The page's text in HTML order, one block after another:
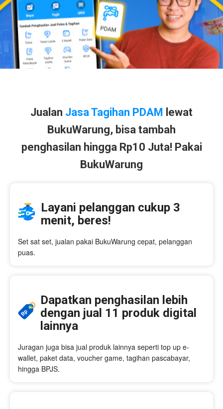
Jualan Jasa Tagihan PDAM lewat
BukuWarung, bisa tambah
penghasilan hingga Rp10 Juta! Pakai
BukuWarung
Layani pelanggan cukup 3
menit, beres!
Set sat set, jualan pakai BukuWarung cepat, pelanggan
puas.
Dapatkan penghasilan lebih
dengan jual 11 produk digital
lainnya
Juragan juga bisa jual produk lainnya seperti top up e-
wallet, paket data, voucher game, tagihan pascabayar,
hingga BPJS.